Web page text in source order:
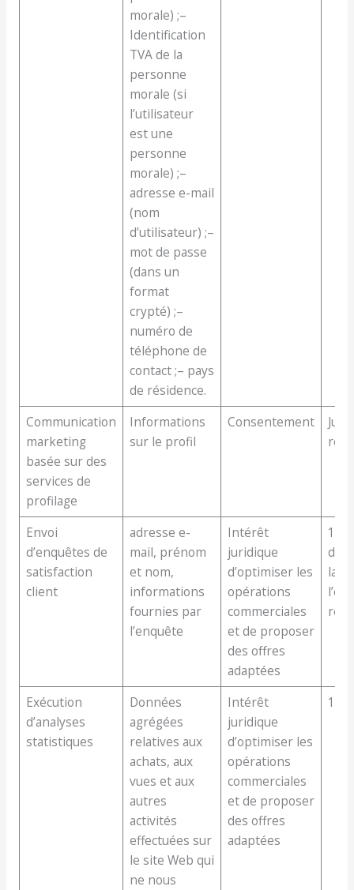
morale) ;–
Identification
TVA de la
personne
morale (si
l’utilisateur
est une
personne
morale) ;–
adresse e-mail
(nom
d’utilisateur) ;–
mot de passe
(dans un
format
crypté) ;–
numéro de
téléphone de
contact ;– pays
de résidence.
Communication
marketing
basée sur des
services de
profilage
Informations
sur le profil
Consentement
Envoi
d’enquêtes de
satisfaction
client
adresse e-
mail, prénom
et nom,
informations
fournies par
l’enquête
Intérêt
juridique
d’optimiser les
opérations
commerciales
et de proposer
des offres
adaptées
1
de
Exécution
d’analyses
statistiques
Données
agrégées
relatives aux
achats, aux
vues et aux
autres
activités
effectuées sur
le site Web qui
ne nous
Intérêt
juridique
d’optimiser les
opérations
commerciales
et de proposer
des offres
adaptées
1